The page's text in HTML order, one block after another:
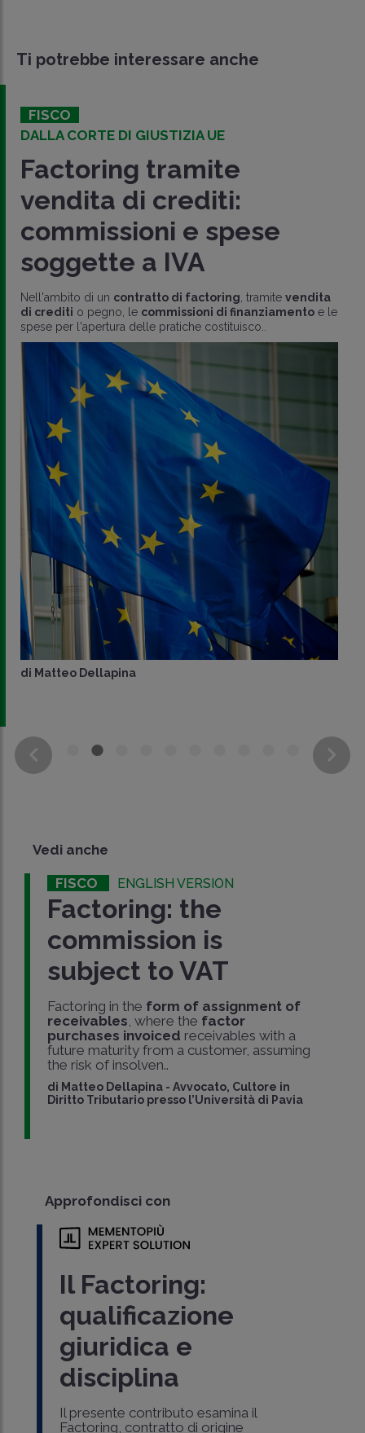
Ti potrebbe interessare anche
FISCO
DALLA CORTE DI GIUSTIZIA UE
Factoring tramite
vendita di crediti:
commissioni e spese
soggette a IVA
Nell'ambito di un contratto di factoring , tramite vendita
di crediti o pegno, le commissioni di finanziamento e le
spese per l'apertura delle pratiche costituisco..
di Matteo Dellapina
Vedi anche
FISCO ENGLISH VERSION
Factoring: the
commission is
subject to VAT
Factoring in the form of assignment of
receivables , where the factor
purchases invoiced receivables with a
future maturity from a customer, assuming
the risk of insolven..
di Matteo Dellapina -Avvocato, Cultore in
Diritto Tributario presso l’Università di Pavia
Approfondisci con
Il Factoring:
qualificazione
giuridica e
disciplina
Il presente contributo esamina il
Factoring, contratto di origine